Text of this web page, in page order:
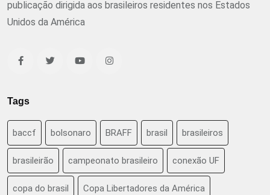
publicação dirigida aos brasileiros residentes nos Estados
Unidos da América
Tags
baccf bolsonaro BRAFF brasil brasileiros
brasileirão campeonato brasileiro conexão UF
copa do brasil Copa Libertadores da América